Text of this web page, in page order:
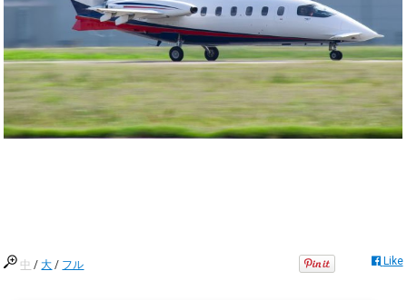
中 /大 / フル Like